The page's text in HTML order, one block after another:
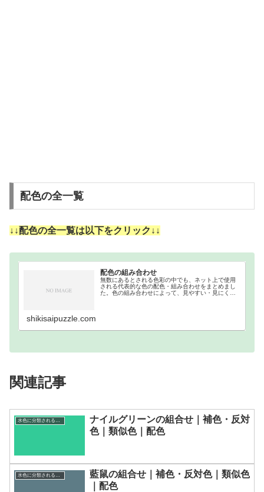
配色の全一覧
↓↓配色の全一覧は以下をクリック↓↓
配色の組み合わせ
無数にあるとされる色彩の中でも、ネット上で使用
される代表的な色の配色・組み合わせをまとめまし
た。色の組み合わせによって、見やすい・見にくい
shikisaipuzzle.com
関連記事
ナイルグリーンの組合せ｜補色・反対
色｜類似色｜配色
水色に分類される色一覧
藍鼠の組合せ｜補色・反対色｜類似色
｜配色